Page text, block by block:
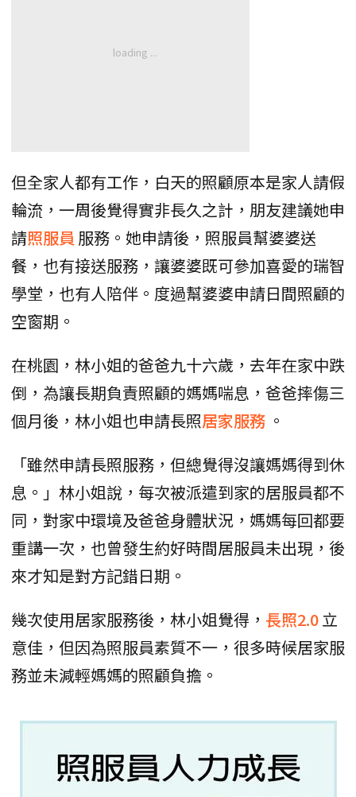
但全家人都有工作，白天的照顧原本是家人請假
輪流，一周後覺得實非長久之計，朋友建議她申
請照服員 服務。她申請後，照服員幫婆婆送
餐，也有接送服務，讓婆婆既可參加喜愛的瑞智
學堂，也有人陪伴。度過幫婆婆申請日間照顧的
空窗期。
在桃園，林小姐的爸爸九十六歲，去年在家中跌
倒，為讓長期負責照顧的媽媽喘息，爸爸摔傷三
個月後，林小姐也申請長照居家服務 。
「雖然申請長照服務，但總覺得沒讓媽媽得到休
息。」林小姐說，每次被派遣到家的居服員都不
同，對家中環境及爸爸身體狀況，媽媽每回都要
重講一次，也曾發生約好時間居服員未出現，後
來才知是對方記錯日期。
幾次使用居家服務後，林小姐覺得， 長照2.0立
意佳，但因為照服員素質不一，很多時候居家服
務並未減輕媽媽的照顧負擔。